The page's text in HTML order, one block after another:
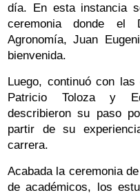
día. En esta instancia
ceremonia donde
Agronomía, Juan
bienvenida.
Luego, continuó con
Patricio Toloza y
describieron su paso
partir de su
carrera.
Acabada la ceremonia
de académicos, los